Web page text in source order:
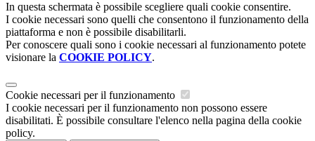
In questa schermata è possibile scegliere quali cookie consentire.
I cookie necessari sono quelli che consentono il funzionamento della
piattaforma e non è possibile disabilitarli.
Per conoscere quali sono i cookie necessari al funzionamento potete
visionare la COOKIE POLICY.
Cookie necessari per il funzionamento
I cookie necessari per il funzionamento non possono essere
disabilitati. È possibile consultare l'elenco nella pagina della cookie
policy.